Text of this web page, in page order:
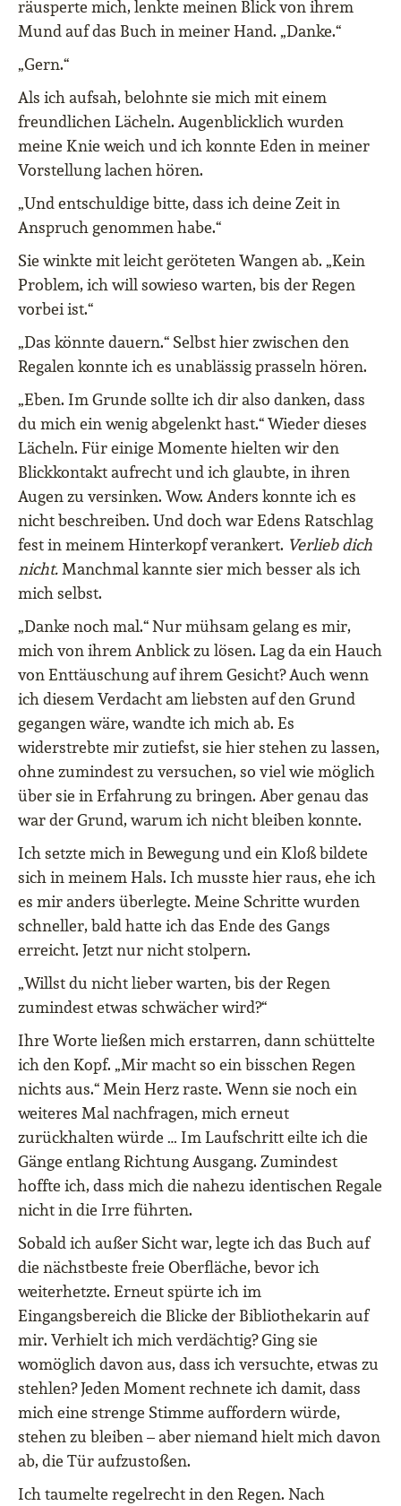
räusperte mich, lenkte meinen Blick von ihrem
Mund auf das Buch in meiner Hand. „Danke.“
„Gern.“
Als ich aufsah, belohnte sie mich mit einem
freundlichen Lächeln. Augenblicklich wurden
meine Knie weich und ich konnte Eden in meiner
Vorstellung lachen hören.
„Und entschuldige bitte, dass ich deine Zeit in
Anspruch genommen habe.“
Sie winkte mit leicht geröteten Wangen ab. „Kein
Problem, ich will sowieso warten, bis der Regen
vorbei ist.“
„Das könnte dauern.“ Selbst hier zwischen den
Regalen konnte ich es unablässig prasseln hören.
„Eben. Im Grunde sollte ich dir also danken, dass
du mich ein wenig abgelenkt hast.“ Wieder dieses
Lächeln. Für einige Momente hielten wir den
Blickkontakt aufrecht und ich glaubte, in ihren
Augen zu versinken. Wow. Anders konnte ich es
nicht beschreiben. Und doch war Edens Ratschlag
fest in meinem Hinterkopf verankert. Verlieb dich
nicht.Manchmal kannte sier mich besser als ich
mich selbst.
„Danke noch mal.“ Nur mühsam gelang es mir,
mich von ihrem Anblick zu lösen. Lag da ein Hauch
von Enttäuschung auf ihrem Gesicht? Auch wenn
ich diesem Verdacht am liebsten auf den Grund
gegangen wäre, wandte ich mich ab. Es
widerstrebte mir zutiefst, sie hier stehen zu lassen,
ohne zumindest zu versuchen, so viel wie möglich
über sie in Erfahrung zu bringen. Aber genau das
war der Grund, warum ich nicht bleiben konnte.
Ich setzte mich in Bewegung und ein Kloß bildete
sich in meinem Hals. Ich musste hier raus, ehe ich
es mir anders überlegte. Meine Schritte wurden
schneller, bald hatte ich das Ende des Gangs
erreicht. Jetzt nur nicht stolpern.
„Willst du nicht lieber warten, bis der Regen
zumindest etwas schwächer wird?“
Ihre Worte ließen mich erstarren, dann schüttelte
ich den Kopf. „Mir macht so ein bisschen Regen
nichts aus.“ Mein Herz raste. Wenn sie noch ein
weiteres Mal nachfragen, mich erneut
zurückhalten würde … Im Laufschritt eilte ich die
Gänge entlang Richtung Ausgang. Zumindest
hoffte ich, dass mich die nahezu identischen Regale
nicht in die Irre führten.
Sobald ich außer Sicht war, legte ich das Buch auf
die nächstbeste freie Oberfläche, bevor ich
weiterhetzte. Erneut spürte ich im
Eingangsbereich die Blicke der Bibliothekarin auf
mir. Verhielt ich mich verdächtig? Ging sie
womöglich davon aus, dass ich versuchte, etwas zu
stehlen? Jeden Moment rechnete ich damit, dass
mich eine strenge Stimme auffordern würde,
stehen zu bleiben – aber niemand hielt mich davon
ab, die Tür aufzustoßen.
Ich taumelte regelrecht in den Regen. Nach